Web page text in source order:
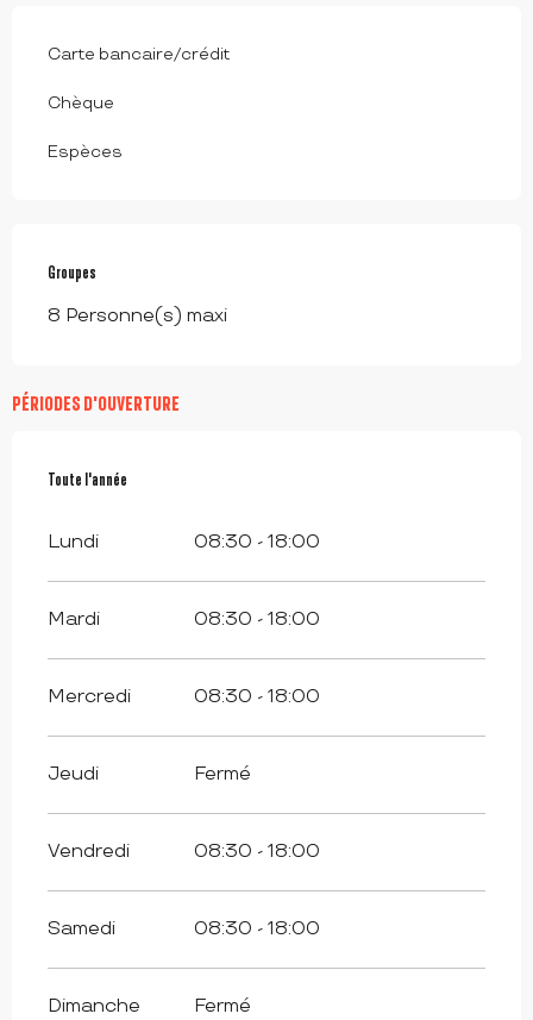
Carte bancaire/crédit
Chèque
Espèces
Groupes
Groupes
8 Personne(s) maxi
PÉRIODES D'OUVERTURE
Toute l'année
Toute l'année
Lundi 08:30 - 18:00
Mardi 08:30 - 18:00
Mercredi 08:30 - 18:00
Jeudi Fermé
Vendredi 08:30 - 18:00
Samedi 08:30 - 18:00
Dimanche Fermé